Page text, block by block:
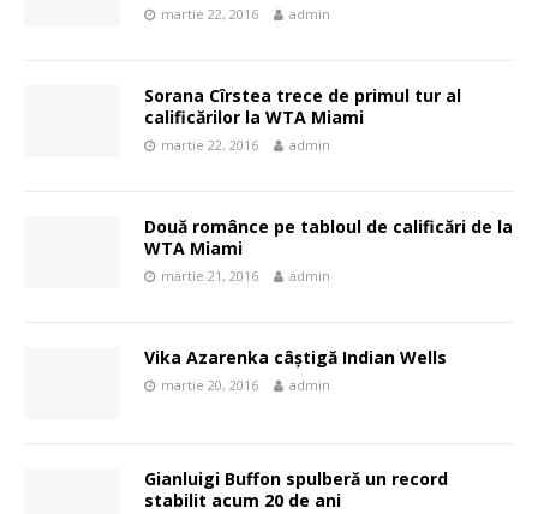
martie 22, 2016 admin
Sorana Cîrstea trece de primul tur al
calificărilor la WTA Miami
martie 22, 2016 admin
Două românce pe tabloul de calificări de la
WTA Miami
martie 21, 2016 admin
Vika Azarenka câștigă Indian Wells
martie 20, 2016 admin
Gianluigi Buffon spulberă un record
stabilit acum 20 de ani